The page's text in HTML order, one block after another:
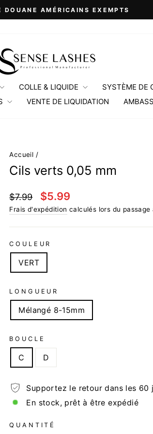
Diaporama
DOUANE AMÉRICAINS EXEMPTS
COLLE & LIQUIDE SYSTÈME DE
VENTE DE LIQUIDATION
Accueil /
Cils verts 0,05 mm
Prix
régulier
$7.99
Prix
réduit
$5.99
Frais d'expédition calculés lors du passage
COULEUR
VERT
LONGUEUR
Mélangé 8-15mm
BOUCLE
C D
Supportez le retour dans les 60
En stock, prêt à être expédié
QUANTITÉ